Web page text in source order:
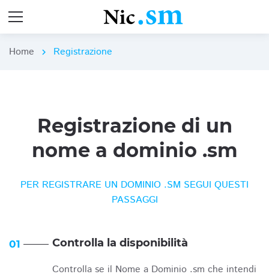
Home chevron_right Registrazione
Registrazione di un
nome a dominio .sm
PER REGISTRARE UN DOMINIO .SM SEGUI QUESTI
PASSAGGI
01 Controlla la disponibilità
Controlla se il Nome a Dominio .sm che intendi